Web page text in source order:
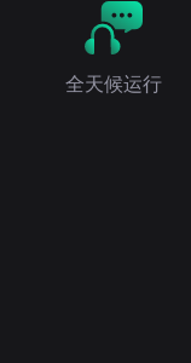
全天候运行